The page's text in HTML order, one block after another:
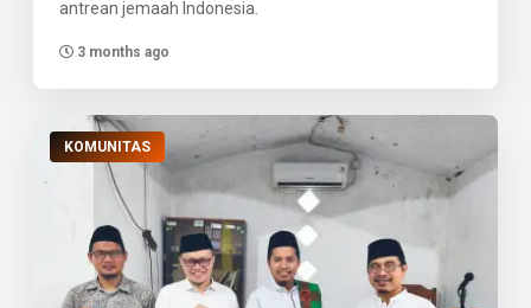
antrean jemaah Indonesia.
3 months ago
KOMUNITAS